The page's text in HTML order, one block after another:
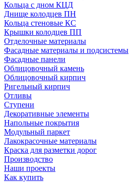
Кольца с дном КЦД
Днище колодцев ПН
Кольца стеновые КС
Крышки колодцев ПП
Отделочные материалы
Фасадные материалы и подсистемы
Фасадные панели
Облицовочный камень
Облицовочный кирпич
Ригельный кирпич
Отливы
Ступени
Декоративные элементы
Напольные покрытия
Модульный паркет
Лакокрасочные материалы
Краска для разметки дорог
Производство
Наши проекты
Как купить